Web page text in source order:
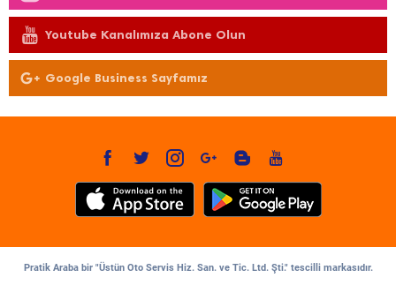
Youtube Kanalımıza Abone Olun
Google Business Sayfamız
Pratik Araba bir "Üstün Oto Servis Hiz. San. ve Tic. Ltd. Şti." tescilli markasıdır.